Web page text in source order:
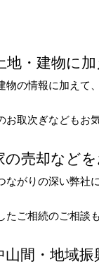
・建物に
の情報に加えて
取次ぎなどもお
売却など
がりの深い弊社
ご相続のご相談
間・地域